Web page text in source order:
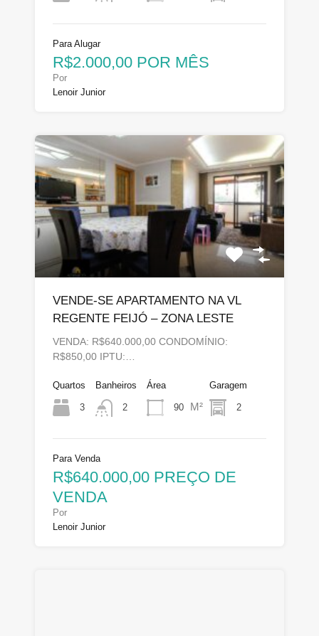
Para Alugar
R$2.000,00 POR MÊS
Por
Lenoir Junior
VENDE-SE APARTAMENTO NA VL
REGENTE FEIJÓ – ZONA LESTE
VENDA: R$640.000,00 CONDOMÍNIO:
R$850,00 IPTU:…
Quartos
3
Banheiros
2
Área
90 M²
Garagem
2
Para Venda
R$640.000,00 PREÇO DE
VENDA
Por
Lenoir Junior